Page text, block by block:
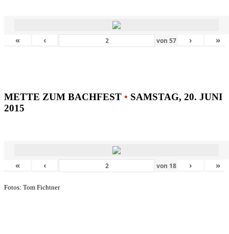
« ‹ von57 › »
METTE ZUM BACHFEST • SAMSTAG, 20. JUNI
2015
« ‹ von 18 › »
Fotos: Tom Fichtner